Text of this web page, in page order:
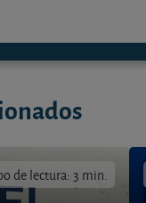
de lectura: 3 min.